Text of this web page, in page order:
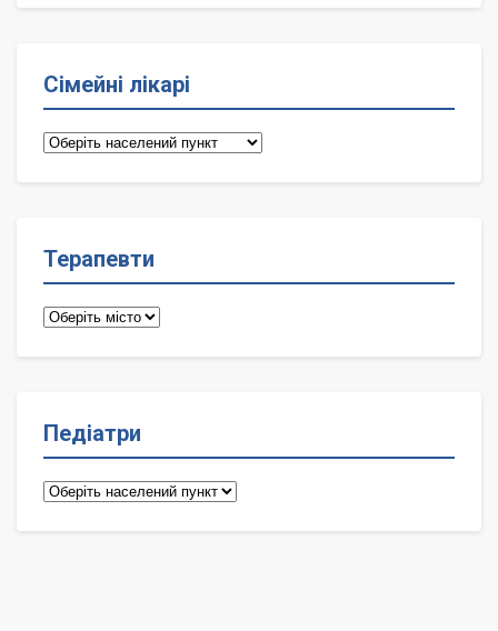
Сімейні лікарі
Сімейні
Терапевти
Терапевти
Педіатри
Педіатри